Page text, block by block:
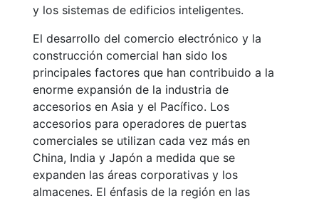
y los sistemas de edificios inteligentes.
El desarrollo del comercio electrónico y la
construcción comercial han sido los
principales factores que han contribuido a la
enorme expansión de la industria de
accesorios en Asia y el Pacífico. Los
accesorios para operadores de puertas
comerciales se utilizan cada vez más en
China, India y Japón a medida que se
expanden las áreas corporativas y los
almacenes. El énfasis de la región en las